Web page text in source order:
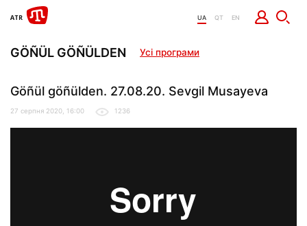
UA QT EN
GÖÑÜL GÖÑÜLDEN Усі програми
Göñül göñülden. 27.08.20. Sevgil Musayeva
27 серпня 2020, 16:00 1236